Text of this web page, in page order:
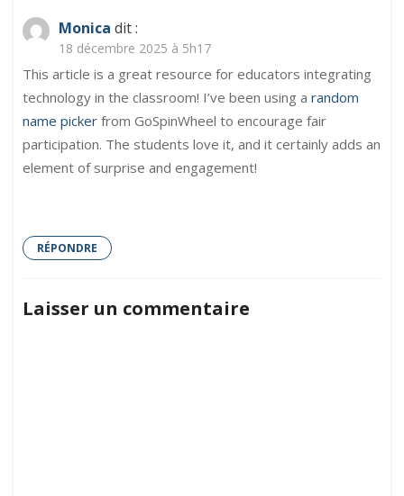
Monica dit :
18 décembre 2025 à 5h17
This article is a great resource for educators integrating
technology in the classroom! I’ve been using a random
name picker from GoSpinWheel to encourage fair
participation. The students love it, and it certainly adds an
element of surprise and engagement!
RÉPONDRE
Laisser un commentaire